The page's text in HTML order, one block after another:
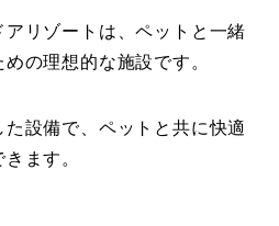
リゾートは、ペットと一緒
の理想的な施設です。
設備で、ペットと共に快適
ます。